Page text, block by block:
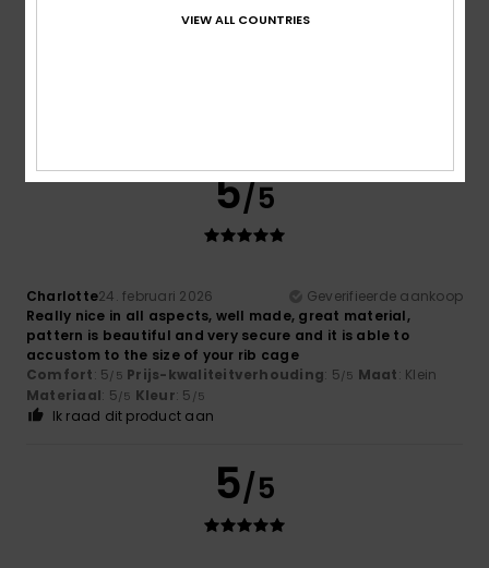
5/5
Charlotte24. februari 2026
Geverifieerde aankoop
Really nice in all aspects, well made, great material,
pattern is beautiful and very secure and it is able to
accustom to the size of your rib cage
Comfort: 5/5 Prijs-kwaliteitverhouding: 5/5 Maat: Klein
Materiaal: 5/5 Kleur: 5 /5
Ik raad dit product aan
5/5
VIEW ALL COUNTRIES